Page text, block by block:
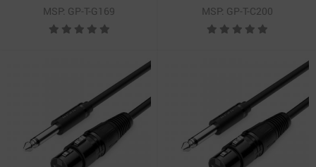
MSP: GP-T-G169 MSP: GP-T-C200